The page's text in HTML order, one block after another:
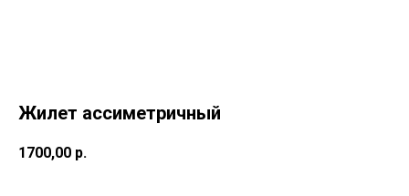
Жилет ассиметричный
1700,00 р.